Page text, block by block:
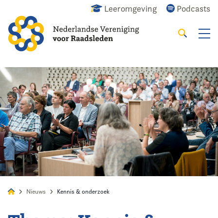
Leeromgeving Podcasts
Alles Nieuws Agenda Raadslid
Zoeken
Nieuws Kennis & onderzoek